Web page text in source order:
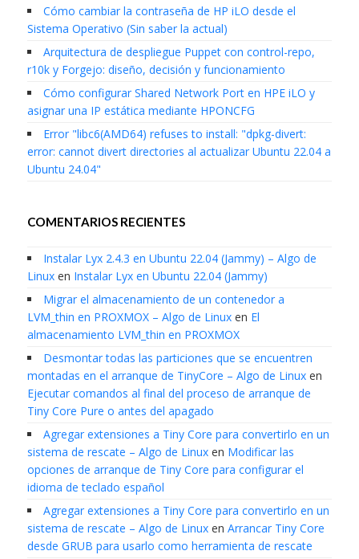
Cómo cambiar la contraseña de HP iLO desde el
Sistema Operativo (Sin saber la actual)
Arquitectura de despliegue Puppet con control-repo,
r10k y Forgejo: diseño, decisión y funcionamiento
Cómo configurar Shared Network Port en HPE iLO y
asignar una IP estática mediante HPONCFG
Error "libc6(AMD64) refuses to install: "dpkg-divert:
error: cannot divert directories al actualizar Ubuntu 22.04 a
Ubuntu 24.04"
COMENTARIOS RECIENTES
Instalar Lyx 2.4.3 en Ubuntu 22.04 (Jammy) – Algo de
Linuxen Instalar Lyx en Ubuntu 22.04 (Jammy)
Migrar el almacenamiento de un contenedor a
LVM_thin en PROXMOX – Algo de Linuxen El
almacenamiento LVM_thin en PROXMOX
Desmontar todas las particiones que se encuentren
montadas en el arranque de TinyCore – Algo de Linuxen
Ejecutar comandos al final del proceso de arranque de
Tiny Core Pure o antes del apagado
Agregar extensiones a Tiny Core para convertirlo en un
sistema de rescate – Algo de Linuxen Modificar las
opciones de arranque de Tiny Core para configurar el
idioma de teclado español
Agregar extensiones a Tiny Core para convertirlo en un
sistema de rescate – Algo de Linuxen Arrancar Tiny Core
desde GRUB para usarlo como herramienta de rescate